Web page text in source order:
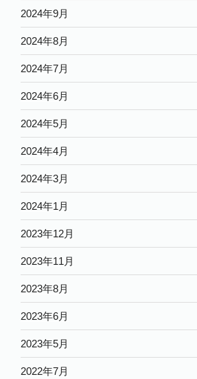
2024年9月
2024年8月
2024年7月
2024年6月
2024年5月
2024年4月
2024年3月
2024年1月
2023年12月
2023年11月
2023年8月
2023年6月
2023年5月
2022年7月